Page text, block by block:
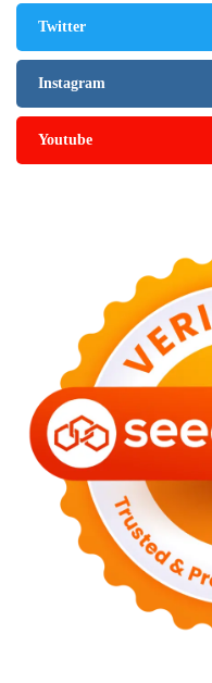
Twitter
Instagram
Youtube